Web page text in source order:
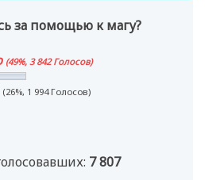
за помощью к магу?
(49%, 3 842 Голосов)
(26%, 1 994 Голосов)
7 807